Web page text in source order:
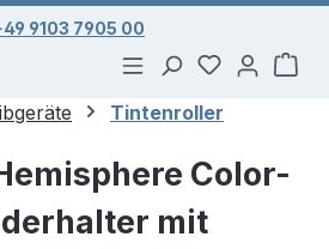
9103 7905 00
Du hast 0
Tintenroller
Color-
mit